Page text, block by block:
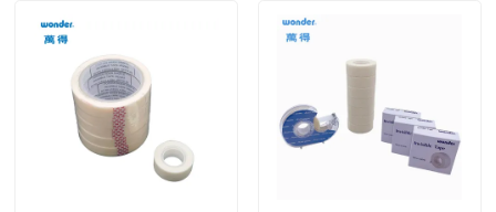
हमसे संपर्क करें
समाचार